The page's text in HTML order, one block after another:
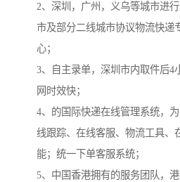
2、深圳，广州，义乌等城市进
市及部分二线城市协议物流快递
心；
3、自主录单，深圳市内取件后4
网时效快；
4、的国际快递在线管理系统，
线跟踪、在线客服、物流工具、
能；统一下单客服系统；
5、中国香港拥有的服务团队，